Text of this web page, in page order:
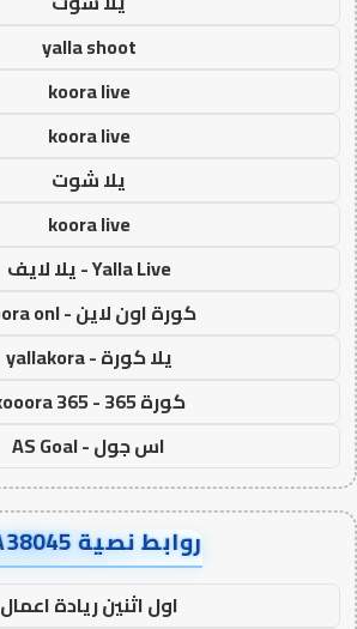
yalla shoot
koora live
koora live
يلا شوت
koora live
Yalla Live - يلا لايف
كورة اون لاين - koora onl
يلا كورة - yallakora
كورة 365 - kooora 365
اس جول - AS Goal
روابط نصية AA38045
اول اثنين ريادة اعمال